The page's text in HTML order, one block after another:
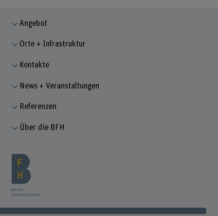
Angebot
Orte + Infrastruktur
Kontakte
News + Veranstaltungen
Referenzen
Über die BFH